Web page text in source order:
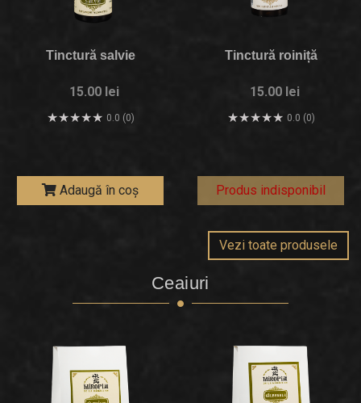
Tinctură salvie
15.00 lei
0.0 (0)
Adaugă în coș
Tinctură roiniță
15.00 lei
0.0 (0)
Produs indisponibil
Vezi toate produsele
Ceaiuri